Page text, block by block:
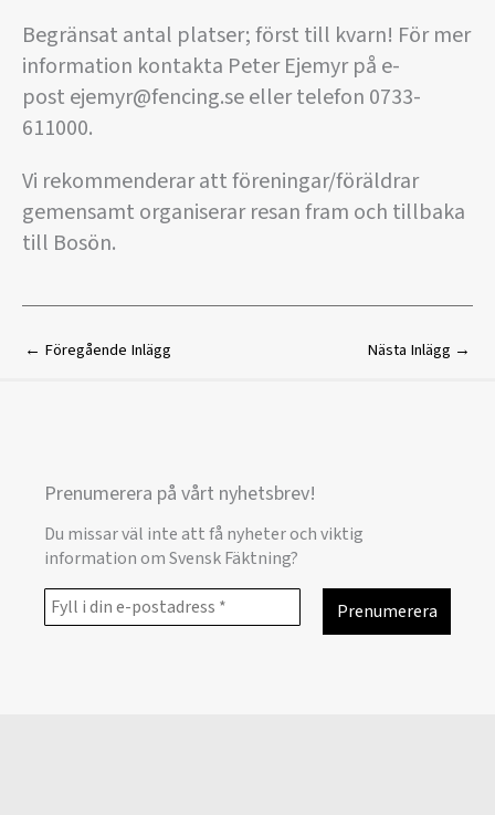
Begränsat antal platser; först till kvarn! För mer
information kontakta Peter Ejemyr på e-
post ejemyr@fencing.se eller telefon 0733-
611000.
Vi rekommenderar att föreningar/föräldrar
gemensamt organiserar resan fram och tillbaka
till Bosön.
← Föregående Inlägg Nästa Inlägg →
Prenumerera på vårt nyhetsbrev!
Du missar väl inte att få nyheter och viktig
information om Svensk Fäktning?